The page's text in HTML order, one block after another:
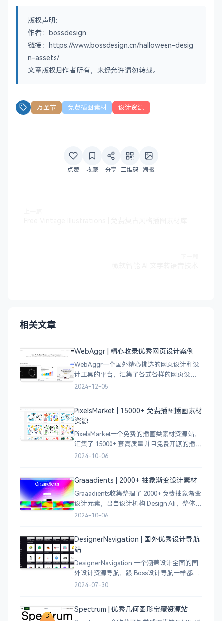
版权声明：
作者：bossdesign
链接：https://www.bossdesign.cn/halloween-desig
n-assets/
文章版权归作者所有，未经允许请勿转载。
万圣节 免费插图素材 设计资源
点赞 收藏 分享 二维码 海报
相关文章
WebAggr | 精心收录优秀网页设计案例
WebAggr一个国外精心挑选的网页设计和设
计工具的平台，汇集了各式各样的网页设计
案例，涵盖个人博客、时尚、设计、机构、
计，应
2024-12-05
PixelsMarket | 15000+ 免费插图插画素材
资源
PixelsMarket一个免费的插画类素材资源站，
汇集了 15000+ 套高质量并且免费开源的插图
插画和图标资源。
2024-10-06
Graaadients | 2000+ 抽象渐变设计素材
Graaadients收集整理了 2000+ 免费抽象渐变
设计元素，出自设计机构 Design Ali，整体渐
变色比较鲜艳，更像是 AI 生成的元素，需要
2024-10-06
DesignerNavigation | 国外优秀设计导航
站
DesignerNavigation 一个涵盖设计全面的国
外设计资源导航，跟 Boss设计导航一样都是
分门别类的划分设计灵感、资讯、UI 资源、
2024-07-30
Spectrum | 优秀几何图形宝藏资源站